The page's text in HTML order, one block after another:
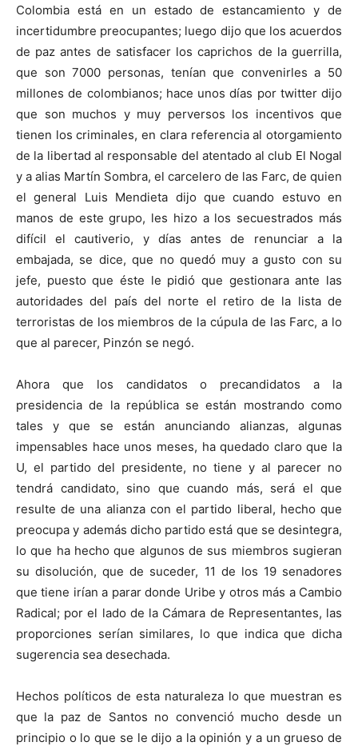
Colombia está en un estado de estancamiento y de
incertidumbre preocupantes; luego dijo que los acuerdos
de paz antes de satisfacer los caprichos de la guerrilla,
que son 7000 personas, tenían que convenirles a 50
millones de colombianos; hace unos días por twitter dijo
que son muchos y muy perversos los incentivos que
tienen los criminales, en clara referencia al otorgamiento
de la libertad al responsable del atentado al club El Nogal
y a alias Martín Sombra, el carcelero de las Farc, de quien
el general Luis Mendieta dijo que cuando estuvo en
manos de este grupo, les hizo a los secuestrados más
difícil el cautiverio, y días antes de renunciar a la
embajada, se dice, que no quedó muy a gusto con su
jefe, puesto que éste le pidió que gestionara ante las
autoridades del país del norte el retiro de la lista de
terroristas de los miembros de la cúpula de las Farc, a lo
que al parecer, Pinzón se negó.
Ahora que los candidatos o precandidatos a la
presidencia de la república se están mostrando como
tales y que se están anunciando alianzas, algunas
impensables hace unos meses, ha quedado claro que la
U, el partido del presidente, no tiene y al parecer no
tendrá candidato, sino que cuando más, será el que
resulte de una alianza con el partido liberal, hecho que
preocupa y además dicho partido está que se desintegra,
lo que ha hecho que algunos de sus miembros sugieran
su disolución, que de suceder, 11 de los 19 senadores
que tiene irían a parar donde Uribe y otros más a Cambio
Radical; por el lado de la Cámara de Representantes, las
proporciones serían similares, lo que indica que dicha
sugerencia sea desechada.
Hechos políticos de esta naturaleza lo que muestran es
que la paz de Santos no convenció mucho desde un
principio o lo que se le dijo a la opinión y a un grueso de